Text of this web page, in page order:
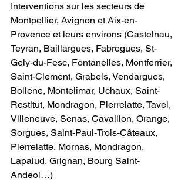
Interventions sur les secteurs de
Montpellier, Avignon et Aix-en-
Provence et leurs environs (Castelnau,
Teyran, Baillargues, Fabregues, St-
Gely-du-Fesc, Fontanelles, Montferrier,
Saint-Clement, Grabels, Vendargues,
Bollene, Montelimar, Uchaux, Saint-
Restitut, Mondragon, Pierrelatte, Tavel,
Villeneuve, Senas, Cavaillon, Orange,
Sorgues, Saint-Paul-Trois-Câteaux,
Pierrelatte, Mornas, Mondragon,
Lapalud, Grignan, Bourg Saint-
Andeol…)